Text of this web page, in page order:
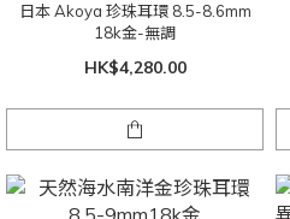
日本 Akoya 珍珠耳環 8.5-8.6mm
18k金-無調
HK$4,280.00